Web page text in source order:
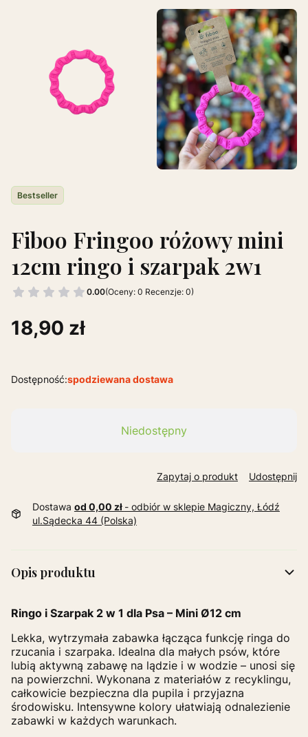
Etykiety
Bestseller
Fiboo Fringoo różowy mini
12cm ringo i szarpak 2w1
0.00(Oceny: 0 Recenzje: 0)
Cena
18,90 zł
Dostępność:spodziewana dostawa
Niedostępny
Zapytaj o produkt Udostępnij
Dostawa od 0,00 zł - odbiór w sklepie Magiczny, Łódź
ul.Sądecka 44 (Polska)
Opis produktu
Ringo i Szarpak 2 w 1 dla Psa – Mini Ø12 cm
Lekka, wytrzymała zabawka łącząca funkcję ringa do
rzucania i szarpaka. Idealna dla małych psów, które
lubią aktywną zabawę na lądzie i w wodzie – unosi się
na powierzchni. Wykonana z materiałów z recyklingu,
całkowicie bezpieczna dla pupila i przyjazna
środowisku. Intensywne kolory ułatwiają odnalezienie
zabawki w każdych warunkach.